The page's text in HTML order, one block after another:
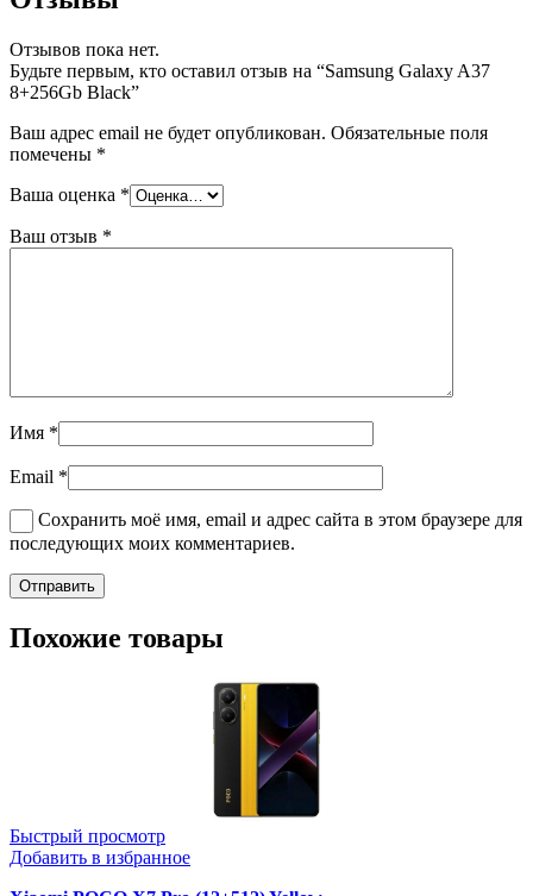
Отзывов пока нет.
Будьте первым, кто оставил отзыв на “Samsung Galaxy A37
8+256Gb Black”
Ваш адрес email не будет опубликован. Обязательные поля
помечены *
Ваша оценка *
Ваш отзыв *
Имя *
Email *
Сохранить моё имя, email и адрес сайта в этом браузере для
последующих моих комментариев.
Похожие товары
Быстрый просмотр
Добавить в избранное